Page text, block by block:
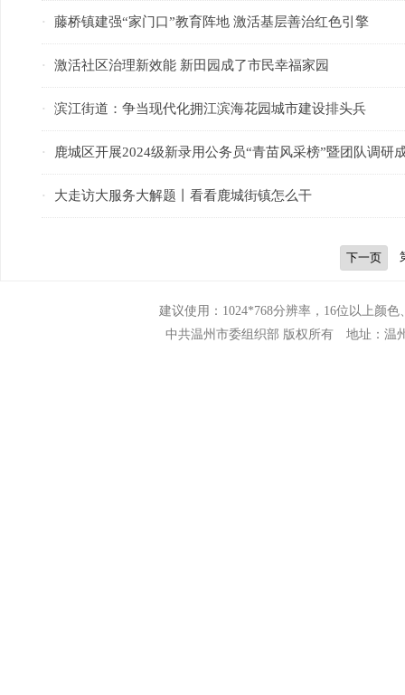
· 藤桥镇建强“家门口”教育阵地 激活基层善治红色引擎
· 激活社区治理新效能 新田园成了市民幸福家园
· 滨江街道：争当现代化拥江滨海花园城市建设排头兵
· 鹿城区开展2024级新录用公务员“青苗风采榜”暨团队调研
· 大走访大服务大解题丨看看鹿城街镇怎么干
下一页
建议使用：1024*768分辨率，16位以上颜
中共温州市委组织部 版权所有 地址：温